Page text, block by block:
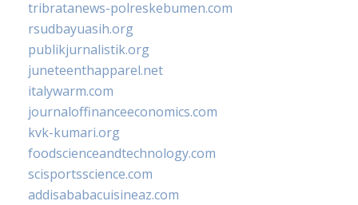
tribratanews-polreskebumen.com
rsudbayuasih.org
publikjurnalistik.org
juneteenthapparel.net
italywarm.com
journaloffinanceeconomics.com
kvk-kumari.org
foodscienceandtechnology.com
scisportsscience.com
addisababacuisineaz.com